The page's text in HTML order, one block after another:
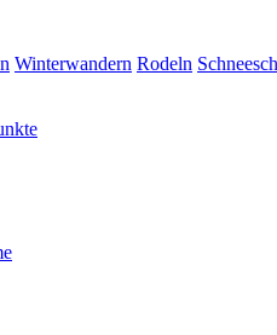
Winterwandern Rodeln